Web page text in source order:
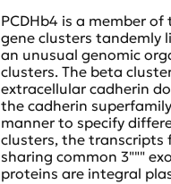
PCDHb4 is a member
gene clusters tandemly
an unusual genomic
clusters. The beta
extracellular cadherin
the cadherin
manner to specify
clusters, the transcripts
sharing common 3"""
proteins are integral